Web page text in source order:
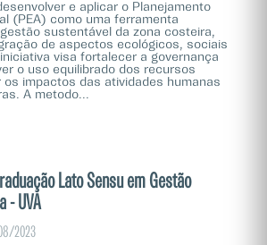
e aplicar o Planejamento
(PEA) como uma ferramenta
sustentável da zona costeira,
de aspectos ecológicos, sociais
visa fortalecer a governança
o uso equilibrado dos recursos
os impactos das atividades humanas
A metodo...
Lato Sensu em Gestão
- UVA
2023